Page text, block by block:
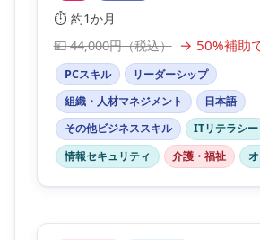
⏱️ 約1か月
💴 44,000円（税込） → 50%補助
PCスキル
リーダーシップ
組織・人材マネジメント
日本語
その他ビジネススキル
ITリテラシー
情報セキュリティ
介護・福祉